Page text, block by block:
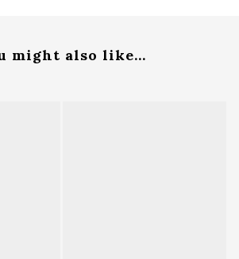
might also like...